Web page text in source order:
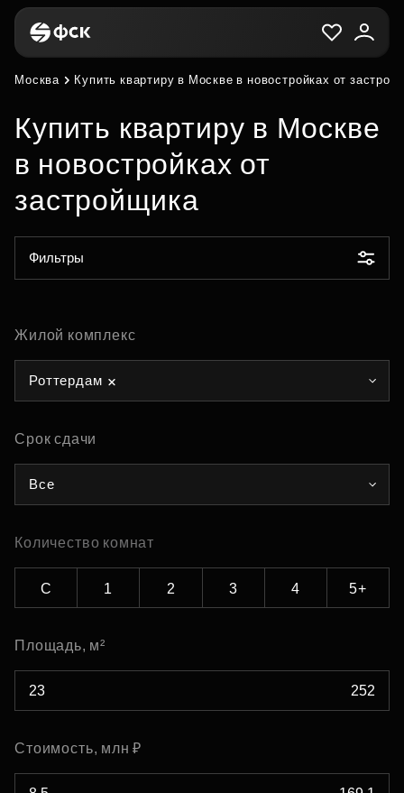
Москва Купить квартиру в Москве в новостройках от
Купить квартиру в Москве
в новостройках от
застройщика
Фильтры
Жилой комплекс
Роттердам
Срок сдачи
Все
Количество комнат
С 1 2 3 4 5+
Площадь, м²
Стоимость, млн ₽